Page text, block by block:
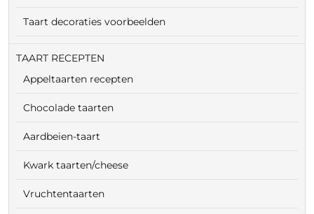
Taart decoraties voorbeelden
TAART RECEPTEN
Appeltaarten recepten
Chocolade taarten
Aardbeien-taart
Kwark taarten/cheese
Vruchtentaarten